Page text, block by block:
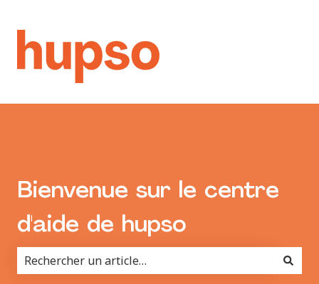
Bienvenue sur le centre
d'aide de hupso